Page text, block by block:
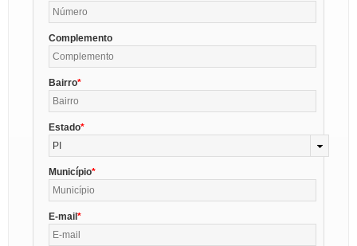
Complemento
Bairro
Estado
PI
Município
E-mail